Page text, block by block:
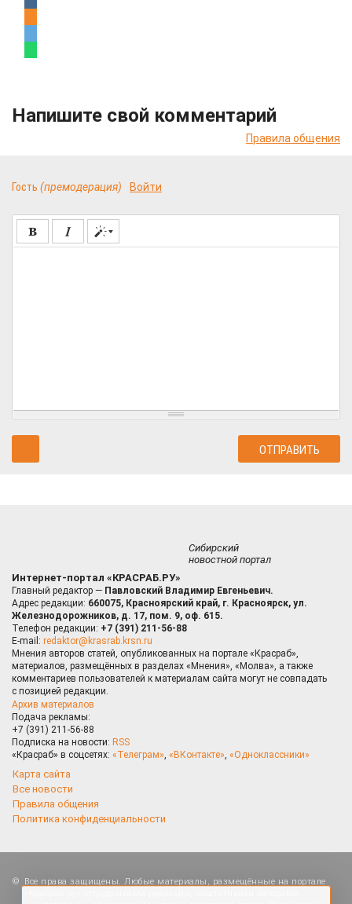
Напишите свой комментарий
Правила общения
Гость (премодерация) Войти
Сибирский
новостной портал
Интернет-портал «КРАСРАБ.РУ»
Главный редактор — Павловский Владимир Евгеньевич.
Адрес редакции: 660075, Красноярский край, г. Красноярск, ул.
Железнодорожников, д. 17, пом. 9, оф. 615.
Телефон редакции: +7 (391) 211-56-88
E-mail: redaktor@krasrab.krsn.ru
Мнения авторов статей, опубликованных на портале «Красраб»,
материалов, размещённых в разделах «Мнения», «Молва», а также
комментариев пользователей к материалам сайта могут не совпадать
с позицией редакции.
Архив материалов
Подача рекламы:
+7 (391) 211-56-88
Подписка на новости: RSS
«Красраб» в соцсетях: «Телеграм», «ВКонтакте», «Одноклассники»
Карта сайта
Все новости
Правила общения
Политика конфиденциальности
Все права защищены. Любые материалы, размещённые на портале
использование cookies, которые применяются для